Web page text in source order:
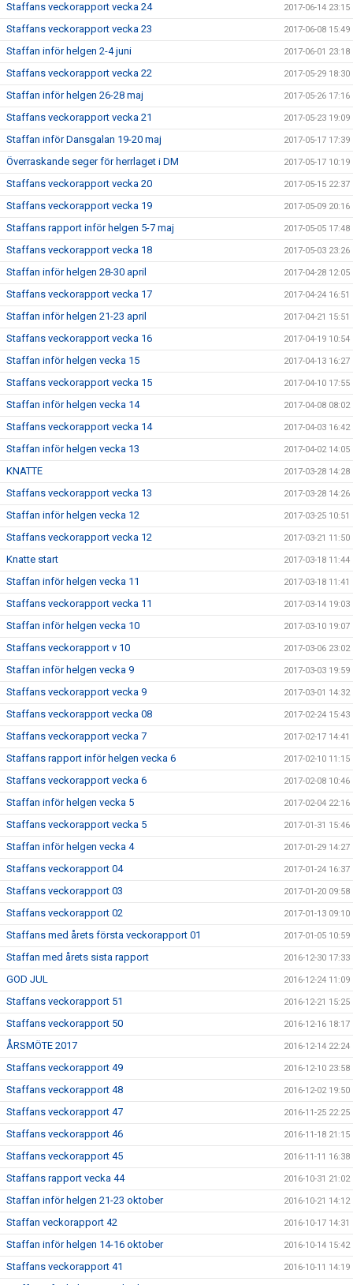
Staffans veckorapport vecka 24 2017-06-14 23:15
Staffans veckorapport vecka 23 2017-06-08 15:49
Staffan inför helgen 2-4 juni 2017-06-01 23:18
Staffans veckorapport vecka 22 2017-05-29 18:30
Staffan inför helgen 26-28 maj 2017-05-26 17:16
Staffans veckorapport vecka 21 2017-05-23 19:09
Staffan inför Dansgalan 19-20 maj 2017-05-17 17:39
Överraskande seger för herrlaget i DM 2017-05-17 10:19
Staffans veckorapport vecka 20 2017-05-15 22:37
Staffans veckorapport vecka 19 2017-05-09 20:16
Staffans rapport inför helgen 5-7 maj 2017-05-05 17:48
Staffans veckorapport vecka 18 2017-05-03 23:26
Staffan inför helgen 28-30 april 2017-04-28 12:05
Staffans veckorapport vecka 17 2017-04-24 16:51
Staffan inför helgen 21-23 april 2017-04-21 15:51
Staffans veckorapport vecka 16 2017-04-19 10:54
Staffan inför helgen vecka 15 2017-04-13 16:27
Staffans veckorapport vecka 15 2017-04-10 17:55
Staffan inför helgen vecka 14 2017-04-08 08:02
Staffans veckorapport vecka 14 2017-04-03 16:42
Staffan inför helgen vecka 13 2017-04-02 14:05
KNATTE 2017-03-28 14:28
Staffans veckorapport vecka 13 2017-03-28 14:26
Staffan inför helgen vecka 12 2017-03-25 10:51
Staffans veckorapport vecka 12 2017-03-21 11:50
Knatte start 2017-03-18 11:44
Staffan inför helgen vecka 11 2017-03-18 11:41
Staffans veckorapport vecka 11 2017-03-14 19:03
Staffan inför helgen vecka 10 2017-03-10 19:07
Staffans veckorapport v 10 2017-03-06 23:02
Staffan inför helgen vecka 9 2017-03-03 19:59
Staffans veckorapport vecka 9 2017-03-01 14:32
Staffans veckorapport vecka 08 2017-02-24 15:43
Staffans veckorapport vecka 7 2017-02-17 14:41
Staffans rapport inför helgen vecka 6 2017-02-10 11:15
Staffans veckorapport vecka 6 2017-02-08 10:46
Staffan inför helgen vecka 5 2017-02-04 22:16
Staffans veckorapport vecka 5 2017-01-31 15:46
Staffan inför helgen vecka 4 2017-01-29 14:27
Staffans veckorapport 04 2017-01-24 16:37
Staffans veckorapport 03 2017-01-20 09:58
Staffans veckorapport 02 2017-01-13 09:10
Staffans med årets första veckorapport 01 2017-01-05 10:59
Staffan med årets sista rapport 2016-12-30 17:33
GOD JUL 2016-12-24 11:09
Staffans veckorapport 51 2016-12-21 15:25
Staffans veckorapport 50 2016-12-16 18:17
ÅRSMÖTE 2017 2016-12-14 22:24
Staffans veckorapport 49 2016-12-10 23:58
Staffans veckorapport 48 2016-12-02 19:50
Staffans veckorapport 47 2016-11-25 22:25
Staffans veckorapport 46 2016-11-18 21:15
Staffans veckorapport 45 2016-11-11 16:38
Staffans rapport vecka 44 2016-10-31 21:02
Staffan inför helgen 21-23 oktober 2016-10-21 14:12
Staffan veckorapport 42 2016-10-17 14:31
Staffan inför helgen 14-16 oktober 2016-10-14 15:42
Staffans veckorapport 41 2016-10-11 14:19